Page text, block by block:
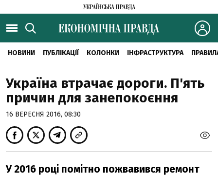
НОВИНИ ПУБЛІКАЦІЇ КОЛОНКИ ІНФРАСТРУКТУРА
Україна втрачає дороги. П'ять
причин для занепокоєння
16 ВЕРЕСНЯ 2016, 08:30
У 2016 році помітно пожвавився ремонт